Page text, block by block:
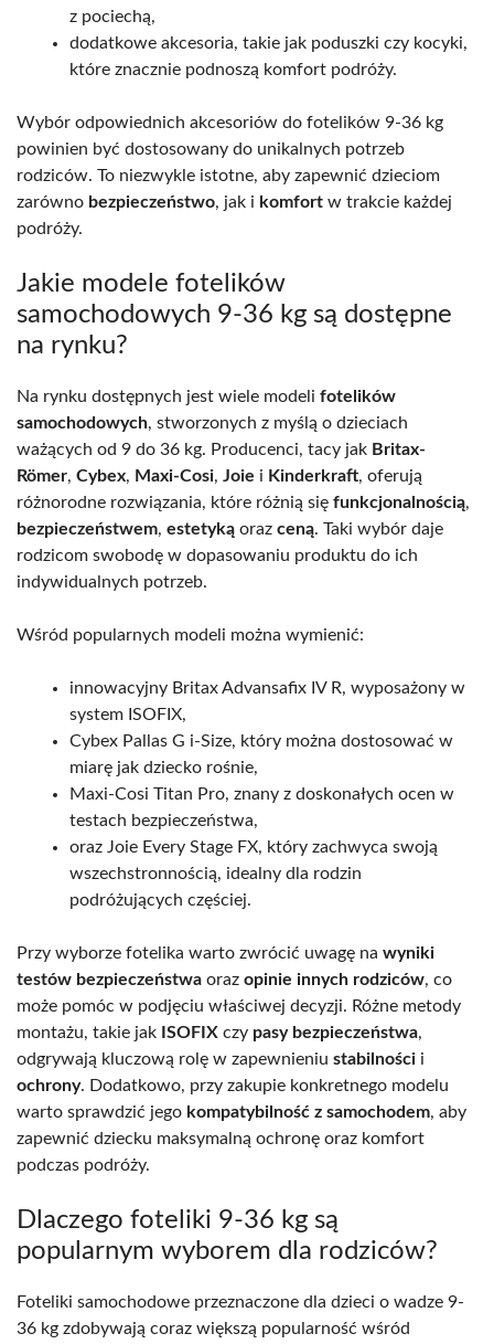
z pociechą,
dodatkowe akcesoria, takie jak poduszki czy kocyki,
które znacznie podnoszą komfort podróży.
Wybór odpowiednich akcesoriów do fotelików 9-36 kg
powinien być dostosowany do unikalnych potrzeb
rodziców. To niezwykle istotne, aby zapewnić dzieciom
zarówno bezpieczeństwo, jak i komfort w trakcie każdej
podróży.
Jakie modele fotelików
samochodowych 9-36 kg są dostępne
na rynku?
Na rynku dostępnych jest wiele modeli fotelików
samochodowych, stworzonych z myślą o dzieciach
ważących od 9 do 36 kg. Producenci, tacy jak Britax-
Römer, Cybex, Maxi-Cosi, Joie i Kinderkraft, oferują
różnorodne rozwiązania, które różnią się funkcjonalnością,
bezpieczeństwem, estetyką oraz ceną. Taki wybór daje
rodzicom swobodę w dopasowaniu produktu do ich
indywidualnych potrzeb.
Wśród popularnych modeli można wymienić:
innowacyjny Britax Advansafix IV R, wyposażony w
system ISOFIX,
Cybex Pallas G i-Size, który można dostosować w
miarę jak dziecko rośnie,
Maxi-Cosi Titan Pro, znany z doskonałych ocen w
testach bezpieczeństwa,
oraz Joie Every Stage FX, który zachwyca swoją
wszechstronnością, idealny dla rodzin
podróżujących częściej.
Przy wyborze fotelika warto zwrócić uwagę na wyniki
testów bezpieczeństwa oraz opinie innych rodziców, co
może pomóc w podjęciu właściwej decyzji. Różne metody
montażu, takie jak ISOFIX czy pasy bezpieczeństwa,
odgrywają kluczową rolę w zapewnieniu stabilności i
ochrony. Dodatkowo, przy zakupie konkretnego modelu
warto sprawdzić jego kompatybilność z samochodem, aby
zapewnić dziecku maksymalną ochronę oraz komfort
podczas podróży.
Dlaczego foteliki 9-36 kg są
popularnym wyborem dla rodziców?
Foteliki samochodowe przeznaczone dla dzieci o wadze 9-
36 kg zdobywają coraz większą popularność wśród